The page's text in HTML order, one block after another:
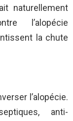
naturellement
l’alopécie
la chute
l’alopécie.
anti-